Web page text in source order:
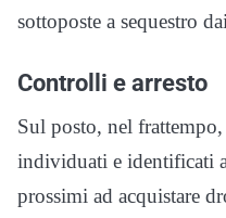
sottoposte a sequestro
Controlli e arresto
Sul posto, nel
individuati e identificati
prossimi ad acquistare